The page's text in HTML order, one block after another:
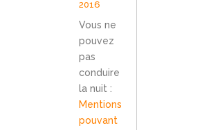
2016
Vous ne
pouvez
pas
conduire
la nuit :
Mentions
pouvant